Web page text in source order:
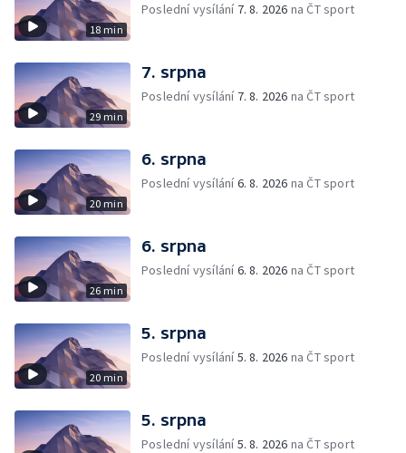
18 min
Poslední vysílání 7. 8. 2026 na ČT sport
29 min
7. srpna
Poslední vysílání 7. 8. 2026 na ČT sport
20 min
6. srpna
Poslední vysílání6. 8. 2026 na ČT sport
26 min
6. srpna
Poslední vysílání6. 8. 2026 na ČT sport
20 min
5. srpna
Poslední vysílání5. 8. 2026 na ČT sport
5. srpna
Poslední vysílání5. 8. 2026 na ČT sport